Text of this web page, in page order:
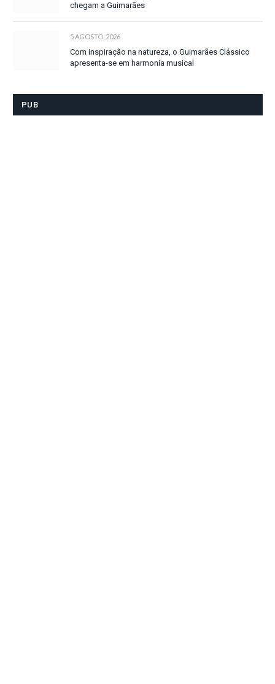
chegam a Guimarães
5 AGOSTO, 2026
Com inspiração na natureza, o Guimarães Clássico
apresenta-se em harmonia musical
PUB